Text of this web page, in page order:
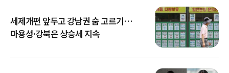
세제개편 앞두고 강남권 숨 고르기…
마용성·강북은 상승세 지속